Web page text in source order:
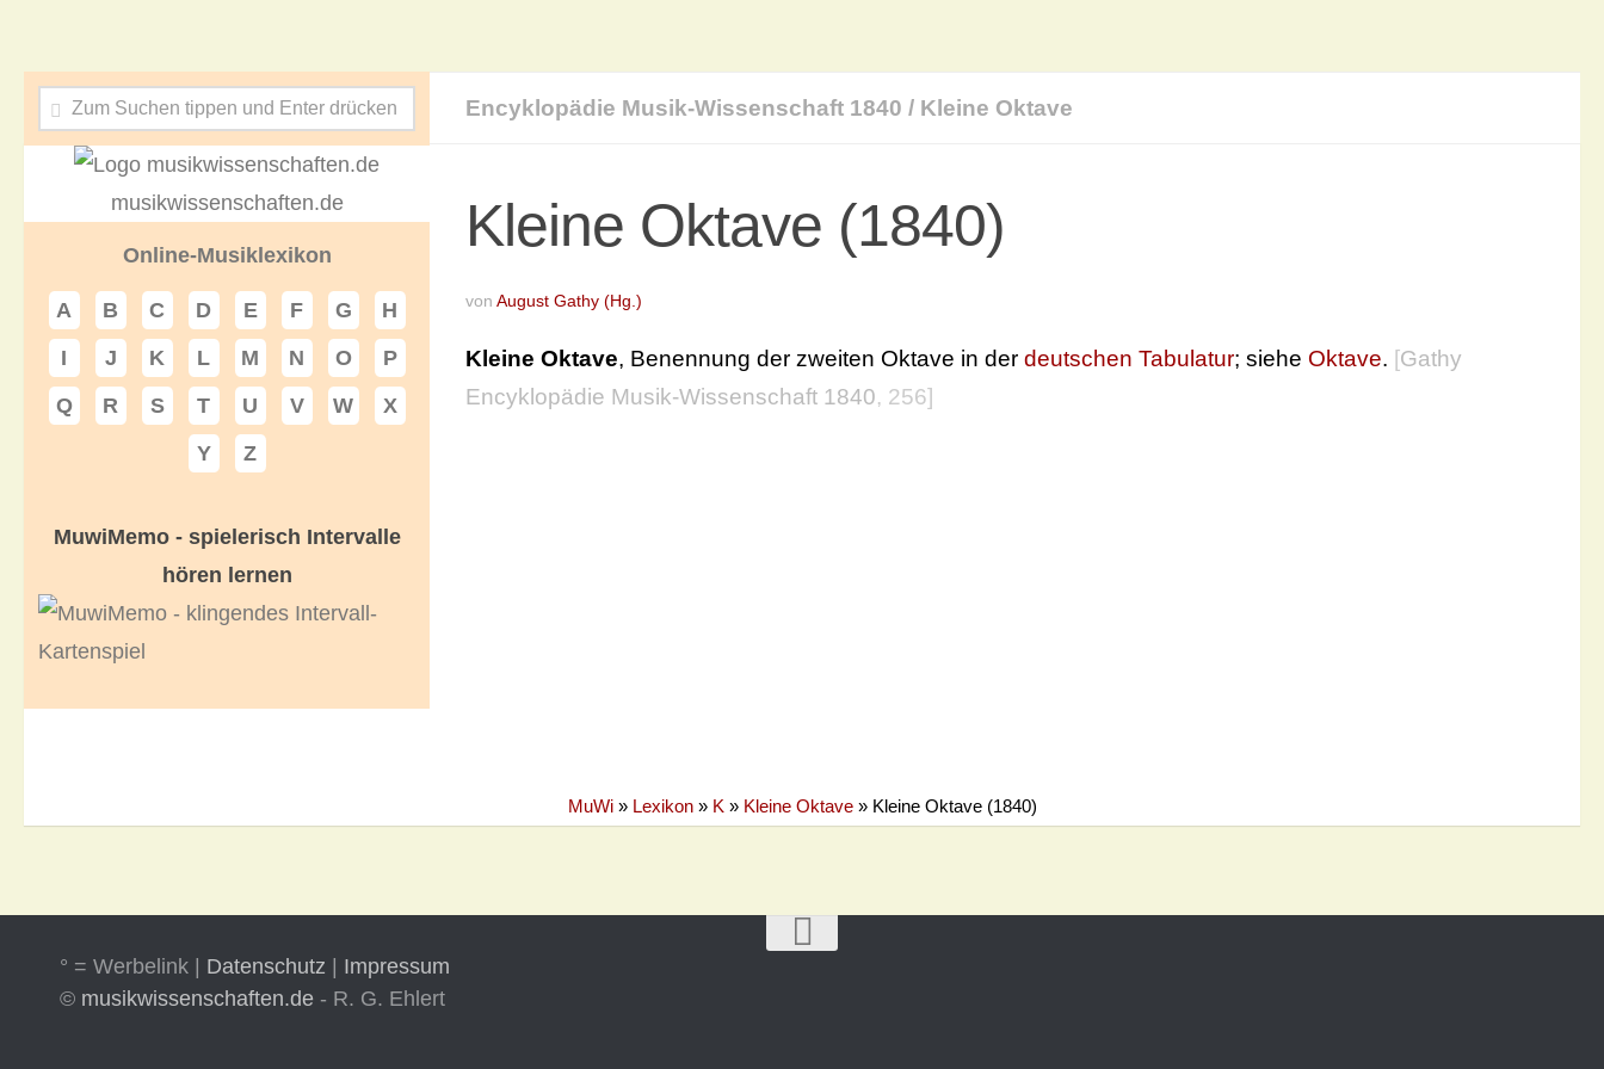
Encyklopädie Musik-Wissenschaft 1840 / Kleine Oktave
Kleine Oktave (1840)
von August Gathy (Hg.)
Kleine Oktave, Benennung der zweiten Oktave in der deutschen Tabulatur; siehe Oktave. [Gathy
Encyklopädie Musik-Wissenschaft 1840, 256]
musikwissenschaften.de
Online-Musiklexikon
A B C D E F G
H
I
J K L M N O
P
Q
R S T U V W
X
Y
Z
MuwiMemo - spielerisch Intervalle
hören lernen
MuWi» Lexikon» K » Kleine Oktave» Kleine Oktave (1840)
° = Werbelink | Datenschutz
Impressum
© musikwissenschaften.de - R. G. Ehlert